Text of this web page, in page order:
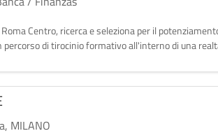
Centro, ricerca e seleziona per il
di tirocinio formativo all'interno di una
, MILANO